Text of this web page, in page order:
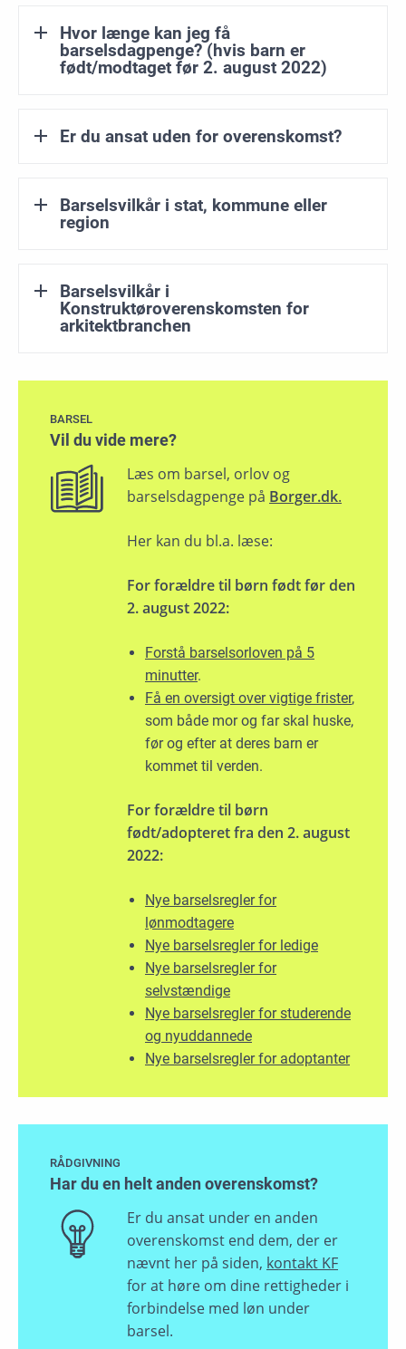
Hvor længe kan jeg få
barselsdagpenge? (hvis barn er
født/modtaget før 2. august 2022)
Er du ansat uden for overenskomst?
Barselsvilkår i stat, kommune eller
region
Barselsvilkår i
Konstruktøroverenskomsten for
arkitektbranchen
BARSEL
Vil du vide mere?
Læs om barsel, orlov og
barselsdagpenge på Borger.dk.
Her kan du bl.a. læse:
For forældre til børn født før den
2. august 2022:
Forstå barselsorloven på 5
minutter.
Få en oversigt over vigtige frister,
som både mor og far skal huske,
før og efter at deres barn er
kommet til verden.
For forældre til børn
født/adopteret fra den 2. august
2022:
Nye barselsregler for
lønmodtagere
Nye barselsregler for ledige
Nye barselsregler for
selvstændige
Nye barselsregler for studerende
og nyuddannede
Nye barselsregler for adoptanter
RÅDGIVNING
Har du en helt anden overenskomst?
Er du ansat under en anden
overenskomst end dem, der er
nævnt her på siden, kontakt KF
for at høre om dine rettigheder i
forbindelse med løn under
barsel.